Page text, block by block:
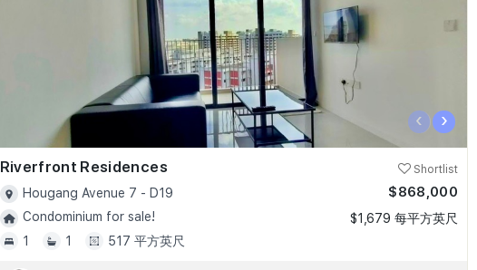
‹ ›
Riverfront Residences Shortlist
Hougang Avenue 7 - D19
Condominium for sale!
1
1 517 平方英尺
$868,000
$1,679 每平方英尺